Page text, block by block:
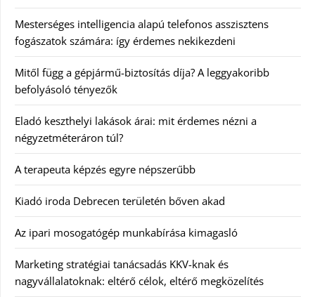
Mesterséges intelligencia alapú telefonos asszisztens
fogászatok számára: így érdemes nekikezdeni
Mitől függ a gépjármű-biztosítás díja? A leggyakoribb
befolyásoló tényezők
Eladó keszthelyi lakások árai: mit érdemes nézni a
négyzetméteráron túl?
A terapeuta képzés egyre népszerűbb
Kiadó iroda Debrecen területén bőven akad
Az ipari mosogatógép munkabírása kimagasló
Marketing stratégiai tanácsadás KKV-knak és
nagyvállalatoknak: eltérő célok, eltérő megközelítés